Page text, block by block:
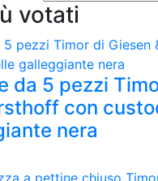
votati
da 5 pezzi
con
nera